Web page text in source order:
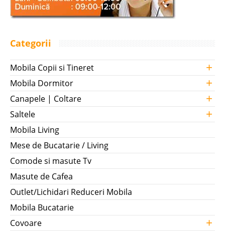
Categorii
Mobila Copii si Tineret +
Mobila Dormitor +
Canapele | Coltare +
Saltele +
Mobila Living
Mese de Bucatarie / Living
Comode si masute Tv
Masute de Cafea
Outlet/Lichidari Reduceri Mobila
Mobila Bucatarie
Covoare
+